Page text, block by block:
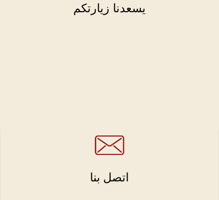
يسعدنا زيارتكم
اتصل بنا